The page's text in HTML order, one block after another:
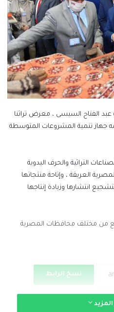
الفتاح السيسى ، معرض تراثنا
جهاز تنمية المشروعات المتوسطة
التراثية والحرف اليدوية
العريقة ، وإتاحة منتجاتها
انتشارها وزيادة إنتاجها
بالذكر أن أكثر من 600 صانع من مختلف محافظات المصرية
نسخ الرابط